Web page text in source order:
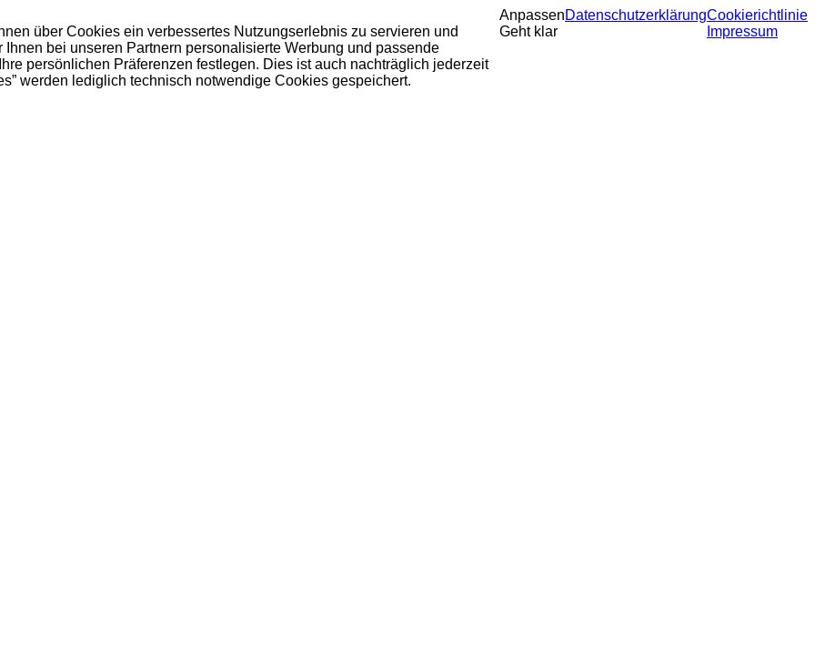
über Cookies ein verbessertes Nutzungserlebnis zu servieren und
bei unseren Partnern personalisierte Werbung und passende
persönlichen Präferenzen festlegen. Dies ist auch nachträglich jederzeit
werden lediglich technisch notwendige Cookies gespeichert.
Anpassen
Geht klar
DatenschutzerklärungCookierichtlinie
Impressum